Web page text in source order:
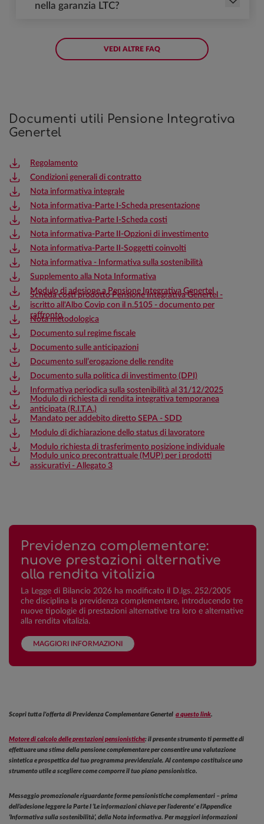
nella garanzia LTC?
VEDI ALTRE FAQ
Documenti utili Pensione Integrativa
Genertel
Regolamento
Condizioni generali di contratto
Nota informativa integrale
Nota informativa-Parte I-Scheda presentazione
Nota informativa-Parte I-Scheda costi
Nota informativa-Parte II-Opzioni di investimento
Nota informativa-Parte II-Soggetti coinvolti
Nota informativa - Informativa sulla sostenibilità
Supplemento alla Nota Informativa
Modulo di adesione a Pensione Integrativa Genertel
Scheda costi prodotto Pensione Integrativa Genertel -
iscritto all'Albo Covip con il n.5105 - documento per
raffronto
Nota metodologica
Documento sul regime fiscale
Documento sulle anticipazioni
Documento sull’erogazione delle rendite
Documento sulla politica di investimento (DPI)
Informativa periodica sulla sostenibilità al 31/12/2025
Modulo di richiesta di rendita integrativa temporanea
anticipata (R.I.T.A.)
Mandato per addebito diretto SEPA - SDD
Modulo di dichiarazione dello status di lavoratore
Modulo richiesta di trasferimento posizione individuale
Modulo unico precontrattuale (MUP) per i prodotti
assicurativi - Allegato 3
Previdenza complementare:
nuove prestazioni alternative
alla rendita vitalizia
La Legge di Bilancio 2026 ha modificato il D.lgs. 252/2005
che disciplina la previdenza complementare, introducendo tre
nuove tipologie di prestazioni alternative tra loro e alternative
alla rendita vitalizia.
MAGGIORI INFORMAZIONI
Scopri tutta l'offerta di Previdenza Complementare Genertel a questo link.
Motore di calcolo delle prestazioni pensionistiche: il presente strumento ti permette di
effettuare una stima della pensione complementare per consentire una valutazione
sintetica e prospettica del tuo programma previdenziale. Al contempo costituisce uno
strumento utile a scegliere come comporre il tuo piano pensionistico.
Messaggio promozionale riguardante forme pensionistiche complementari – prima
dell’adesione leggere la Parte I ‘Le informazioni chiave per l’aderente’ e l’Appendice
‘Informativa sulla sostenibilità’, della Nota informativa. Per maggiori informazioni